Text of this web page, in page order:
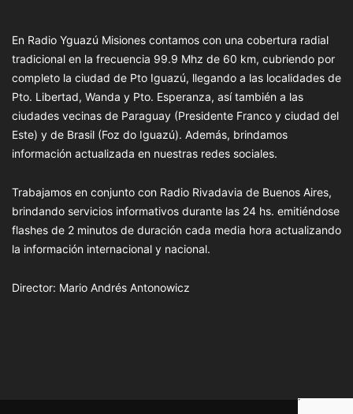
En Radio Yguazú Misiones contamos con una cobertura radial
tradicional en la frecuencia 99.9 Mhz de 60 km, cubriendo por
completo la ciudad de Pto Iguazú, llegando a las localidades de
Pto. Libertad, Wanda y Pto. Esperanza, así también a las
ciudades vecinas de Paraguay (Presidente Franco y ciudad del
Este) y de Brasil (Foz do Iguazú). Además, brindamos
información actualizada en nuestras redes sociales.
Trabajamos en conjunto con Radio Rivadavia de Buenos Aires,
brindando servicios informativos durante las 24 hs. emitiéndose
flashes de 2 minutos de duración cada media hora actualizando
la información internacional y nacional.
Director: Mario Andrés Antonowicz